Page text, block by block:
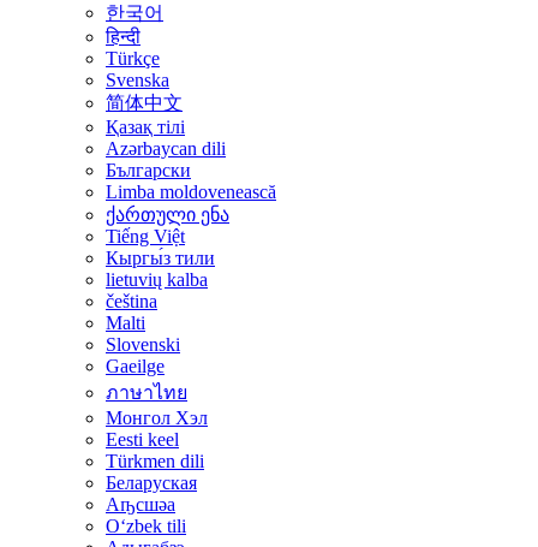
한국어
हिन्दी
Türkçe
Svenska
简体中文
Қазақ тілі
Azərbaycan dili
Български
Limba moldovenească
ქართული ენა
Tiếng Việt
Кыргы́з тили
lietuvių kalba
čeština
Malti
Slovenski
Gaeilge
ภาษาไทย
Монгол Хэл
Eesti keel
Türkmen dili
Беларуская
Аҧсшәа
Oʻzbek tili